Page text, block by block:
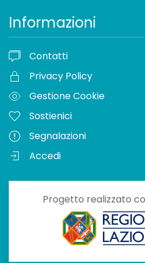
Informazioni
Contatti
Privacy Policy
Gestione Cookie
Sostienici
Segnalazioni
Accedi
Progetto realizzato